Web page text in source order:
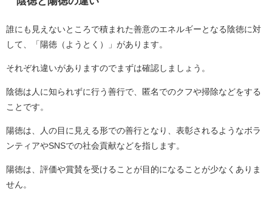
誰にも見えないところで積まれた善意のエネルギーとなる陰徳に対
して、「陽徳（ようとく）」があります。
それぞれ違いがありますのでまずは確認しましょう。
陰徳は人に知られずに行う善行で、匿名でのクフや掃除などをする
ことです。
陽徳は、人の目に見える形での善行となり、表彰されるようなボラ
ンティアやSNSでの社会貢献などを指します。
陽徳は、評価や賞賛を受けることが目的になることが少なくありま
せん。